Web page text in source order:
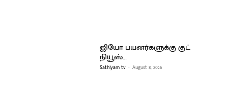
ஜியோ பயனர்களுக்கு குட்
நியூஸ்…
Sathiyam tv - August 8, 2026